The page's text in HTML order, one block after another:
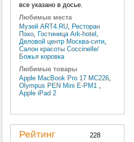
все указано в досье.
Любимые места
Музей ART4.RU, Ресторан
Пэко, Гостиница Ark-hotel ,
Деловой центр Москва-сити,
Салон красоты Coccinelle/
Божья коровка
Любимые товары
Apple MacBook Pro 17 MC226,
Olympus PEN Mini E-PM1 ,
Apple iPad 2
Рейтинг
228